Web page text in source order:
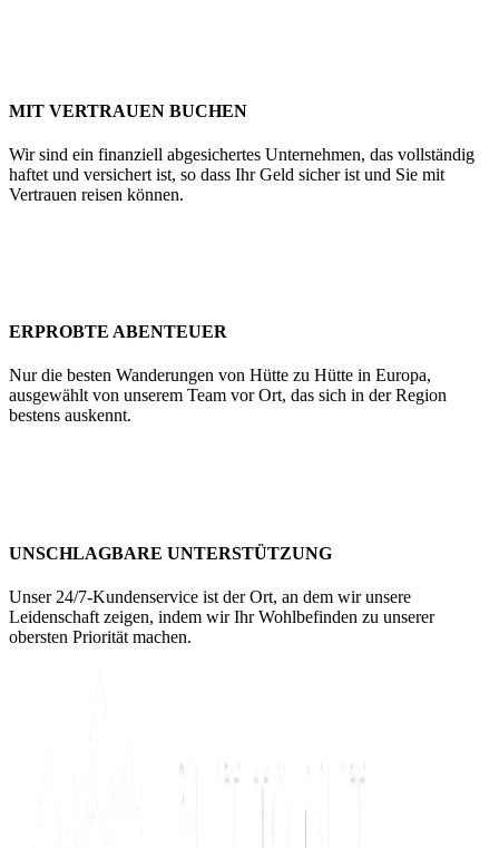
MIT VERTRAUEN BUCHEN
Wir sind ein finanziell abgesichertes Unternehmen, das vollständig
haftet und versichert ist, so dass Ihr Geld sicher ist und Sie mit
Vertrauen reisen können.
ERPROBTE ABENTEUER
Nur die besten Wanderungen von Hütte zu Hütte in Europa,
ausgewählt von unserem Team vor Ort, das sich in der Region
bestens auskennt.
UNSCHLAGBARE UNTERSTÜTZUNG
Unser 24/7-Kundenservice ist der Ort, an dem wir unsere
Leidenschaft zeigen, indem wir Ihr Wohlbefinden zu unserer
obersten Priorität machen.